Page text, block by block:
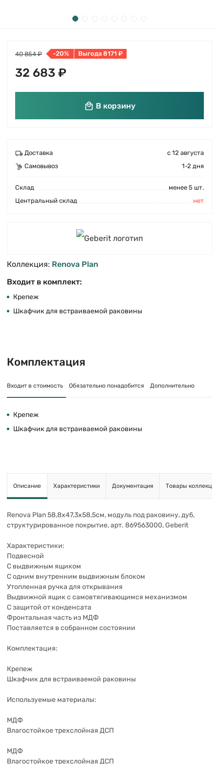
40 854 ₽ -20% Выгода 8171 ₽
32 683 ₽
В корзину
Доставка
с 12 августа
Самовывоз
1-2 дня
Cклад
менее 5 шт.
Центральный склад
нет
Коллекция: Renova Plan
Входит в комплект:
Крепеж
Шкафчик для встраиваемой раковины
Комплектация
Входит в стоимость Обязательно понадобится Дополнительно
Крепеж
Шкафчик для встраиваемой раковины
Описание Характеристики Документация Товары коллекции
Renova Plan 58,8х47,3х58,5см, модуль под раковину, дуб,
структурированное покрытие, арт. 869563000, Geberit
Характеристики:
Подвесной
С выдвижным ящиком
С одним внутренним выдвижным блоком
Утопленная ручка для открывания
Выдвижной ящик с самовтягивающимся механизмом
С защитой от конденсата
Фронтальная часть из МДФ
Поставляется в собранном состоянии
Комплектация:
Крепеж
Шкафчик для встраиваемой раковины
Используемые материалы:
МДФ
Влагостойкое трехслойная ДСП
МДФ
Влагостойкое трехслойная ДСП